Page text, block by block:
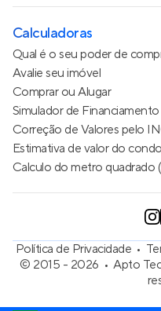
Calculadoras
Qual é o seu poder de
Avalie seu imóvel
Comprar ou Alugar
Simulador de
Correção de Valores pelo
Estimativa de valor do
Calculo do metro quadrado
Política de Privacidade
© 2015 - 2026
Apto